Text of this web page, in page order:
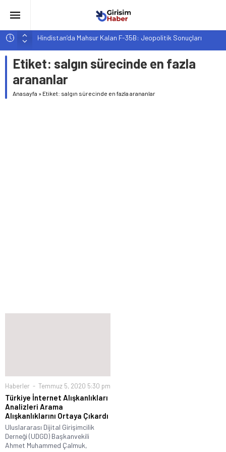
Hindistan’da Mahsur Kalan F-35B: Jeopolitik Sonuçları
Yapay Zeka Destekli Asistanlar: Elon Musk’tan Romantik Bir
Hamle mi?
Girişimcilik ve Yaşam Tarzı: Şehir Değişiminin Nedenleri ve
Etiket: salgın sürecinde en fazla
arananlar
Anasayfa » Etiket: salgın sürecinde en fazla arananlar
Haberler Temmuz 5, 2020 5:30 pm
Türkiye İnternet Alışkanlıkları
Analizleri Arama
Alışkanlıklarını Ortaya Çıkardı
Uluslararası Dijital Girişimcilik
Derneği (UDGD) Başkanvekili
Ahmet Muhammed Çalmuk,